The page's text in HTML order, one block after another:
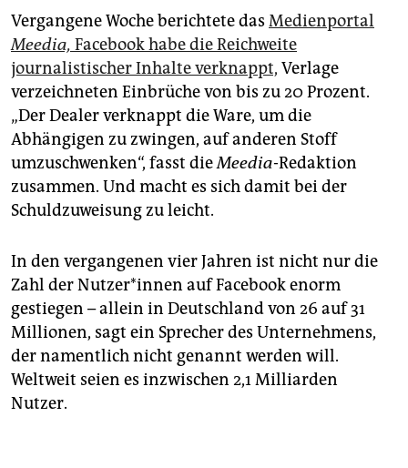
Vergangene Woche berichtete das Medienportal
Meedia, Facebook habe die Reichweite
journalistischer Inhalte verknappt, Verlage
verzeichneten Einbrüche von bis zu 20 Prozent.
„Der Dealer verknappt die Ware, um die
Abhängigen zu zwingen, auf anderen Stoff
umzuschwenken“, fasst dieMeedia-Redaktion
zusammen. Und macht es sich damit bei der
Schuldzuweisung zu leicht.
In den vergangenen vier Jahren ist nicht nur die
Zahl der Nutzer*innen auf Facebook enorm
gestiegen – allein in Deutschland von 26 auf 31
Millionen, sagt ein Sprecher des Unternehmens,
der namentlich nicht genannt werden will.
Weltweit seien es inzwischen 2,1 Milliarden
Nutzer.